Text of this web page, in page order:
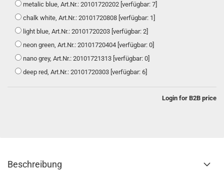
metalic blue, Art.Nr.: 20101720202 [verfügbar: 7]
chalk white, Art.Nr.: 20101720808 [verfügbar: 1]
light blue, Art.Nr.: 20101720203 [verfügbar: 2]
neon green, Art.Nr.: 20101720404 [verfügbar: 0]
nano grey, Art.Nr.: 20101721313 [verfügbar: 0]
deep red, Art.Nr.: 20101720303 [verfügbar: 6]
Login for B2B price
Beschreibung